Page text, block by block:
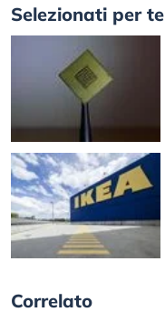
Selezionati per te
Correlato